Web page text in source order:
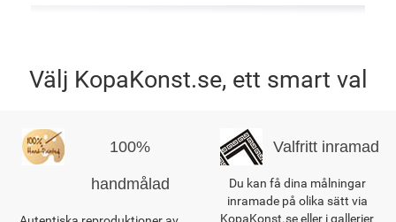
Välj KopaKonst.se, ett smart val
100%
handmålad
Valfritt inramad
Du kan få dina målningar
inramade på olika sätt via
KopaKonst.se eller i gallerier